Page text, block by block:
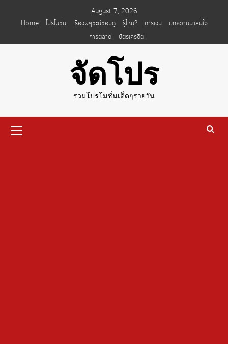
August 7, 2026
Home
โปรโมชั่น เรื่องผีๆชะนีชอบดู รู้ไหม? การเงิน
บทความน่าสนใจ
การตลาด
บัตรเครดิต
จัดโปร
รวมโปรโมชั่นเด็ดๆรายวัน
Menu